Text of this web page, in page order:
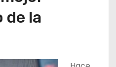
de la